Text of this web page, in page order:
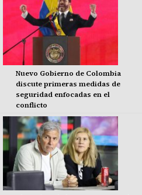
Nuevo Gobierno de Colombia
discute primeras medidas de
seguridad enfocadas en el
conflicto